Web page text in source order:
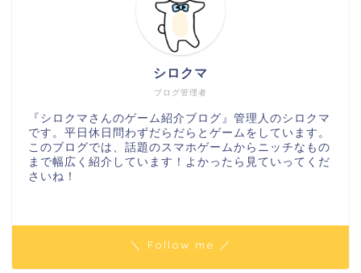
ブログ管理者
シロクマ
『シロクマさんのゲーム紹介ブログ』管理人のシロクマ
です。平日休日問わずだらだらとゲームをしています。
このブログでは、話題のスマホゲームからニッチなもの
まで幅広く紹介しています！よかったら見ていってくだ
さいね！
＼ Follow me ／